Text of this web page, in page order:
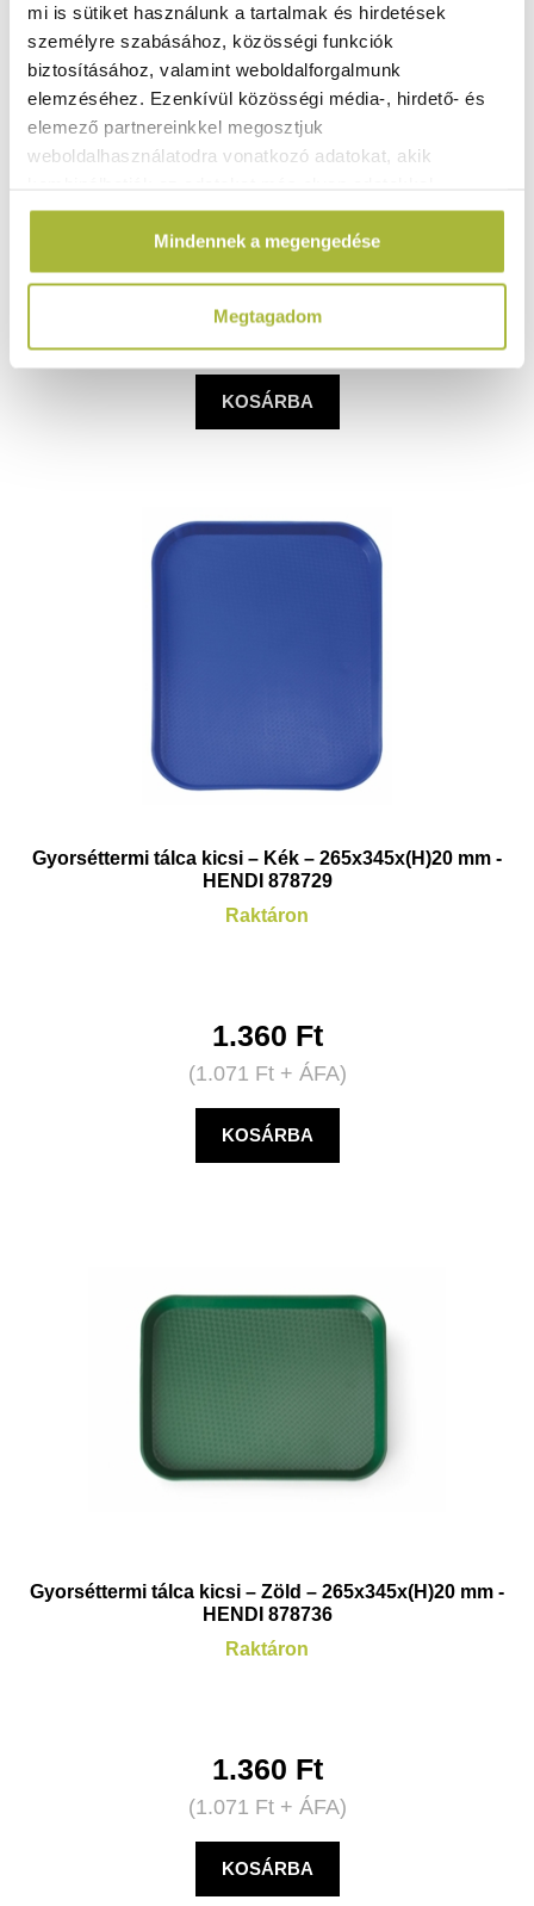
mi is sütiket használunk a tartalmak és hirdetések
személyre szabásához, közösségi funkciók
biztosításához, valamint weboldalforgalmunk
elemzéséhez. Ezenkívül közösségi média-, hirdető- és
elemező partnereinkkel megosztjuk
weboldalhasználatodra vonatkozó adatokat, akik
amelyeket Te adtál meg számukra vagy az általad
használt más szolgáltatásokból gyűjtöttek.
Mindennek a megengedése
Megtagadom
Lapostányér – ø160 mm - HENDI 794050
Raktáron
1.360
KOSÁRBA
Gyorséttermi tálca kicsi – Kék – 265x345x(H)20 mm -
HENDI 878729
Raktáron
1.360 Ft
(1.071 Ft+ ÁFA)
KOSÁRBA
Gyorséttermi tálca kicsi – Zöld – 265x345x(H)20 mm -
HENDI 878736
Raktáron
1.360 Ft
(1.071 Ft+ ÁFA)
KOSÁRBA